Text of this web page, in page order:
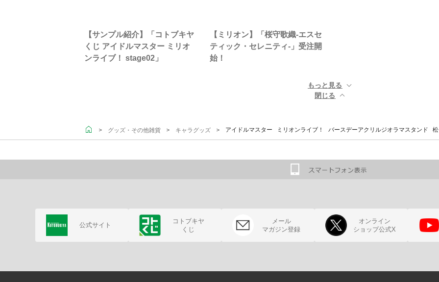
【サンプル紹介】「コトブキヤ
くじ アイドルマスター ミリオ
ンライブ！ stage02」
【ミリオン】「桜守歌織-エスセ
ティック・セレニティ-」受注開
始！
もっと見る ▼
閉じる ▲
＞ グッズ・その他雑貨 ＞ キャラグッズ ＞ アイドルマスター ミリオンライブ！ バースデーアクリルジオラマスタンド 松
公式サイト
コトブキヤ
くじ
メール
マガジン登録
オンライン
ショップ公式X